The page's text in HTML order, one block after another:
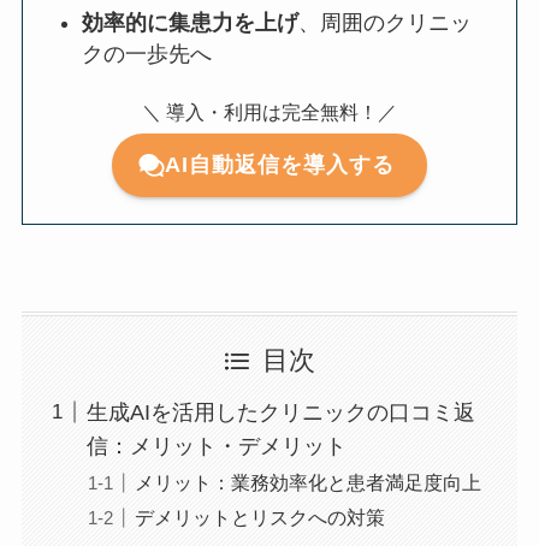
効率的に集患力を上げ、周囲のクリニッ
クの一歩先へ
＼ 導入・利用は完全無料！／
AI自動返信を導入する
目次
生成AIを活用したクリニックの口コミ返
信：メリット・デメリット
メリット：業務効率化と患者満足度向上
デメリットとリスクへの対策